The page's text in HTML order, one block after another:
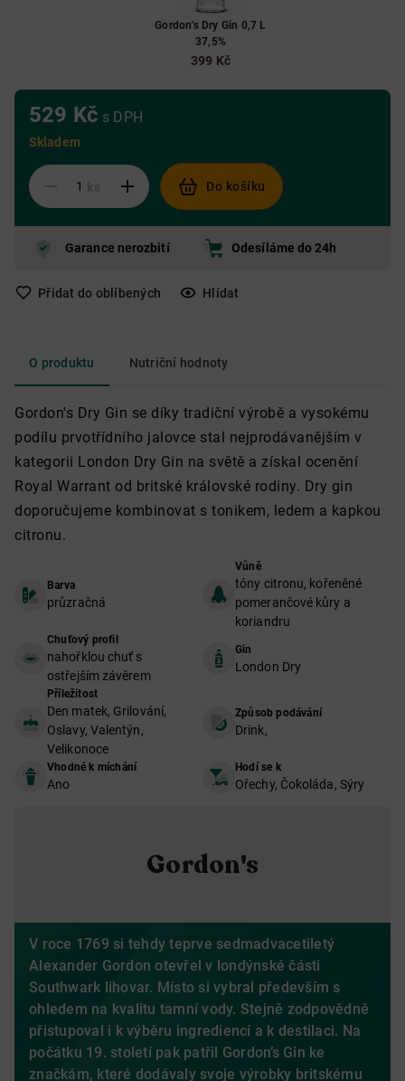
Gordon's Dry Gin 0,7 L
37,5%
399 Kč
529 Kč s DPH
Skladem
ks Do košíku
Garance nerozbití Odesíláme do 24h
Přidat do oblíbených Hlídat
O produktu Nutriční hodnoty
Gordon's Dry Gin se díky tradiční výrobě a vysokému
podílu prvotřídního jalovce stal nejprodávanějším v
kategorii London Dry Gin na světě a získal ocenění
Royal Warrant od britské královské rodiny. Dry gin
doporučujeme kombinovat s tonikem, ledem a kapkou
citronu.
Barva
průzračná
Vůně
tóny citronu, kořeněné
pomerančové kůry a
koriandru
Chuťový profil
nahořklou chuť s
ostřejším závěrem
Gin
London Dry
Příležitost
Den matek, Grilování,
Oslavy, Valentýn,
Velikonoce
Způsob podávání
Drink,
Vhodné k míchání
Ano
Hodí se k
Ořechy, Čokoláda, Sýry
Gordon's
V roce 1769 si tehdy teprve sedmadvacetiletý
Alexander Gordon otevřel v londýnské části
Southwark lihovar. Místo si vybral především s
ohledem na kvalitu tamní vody. Stejně zodpovědně
přistupoval i k výběru ingrediencí a k destilaci. Na
počátku 19. století pak patřil Gordon’s Gin ke
značkám, které dodávaly svoje výrobky britskému